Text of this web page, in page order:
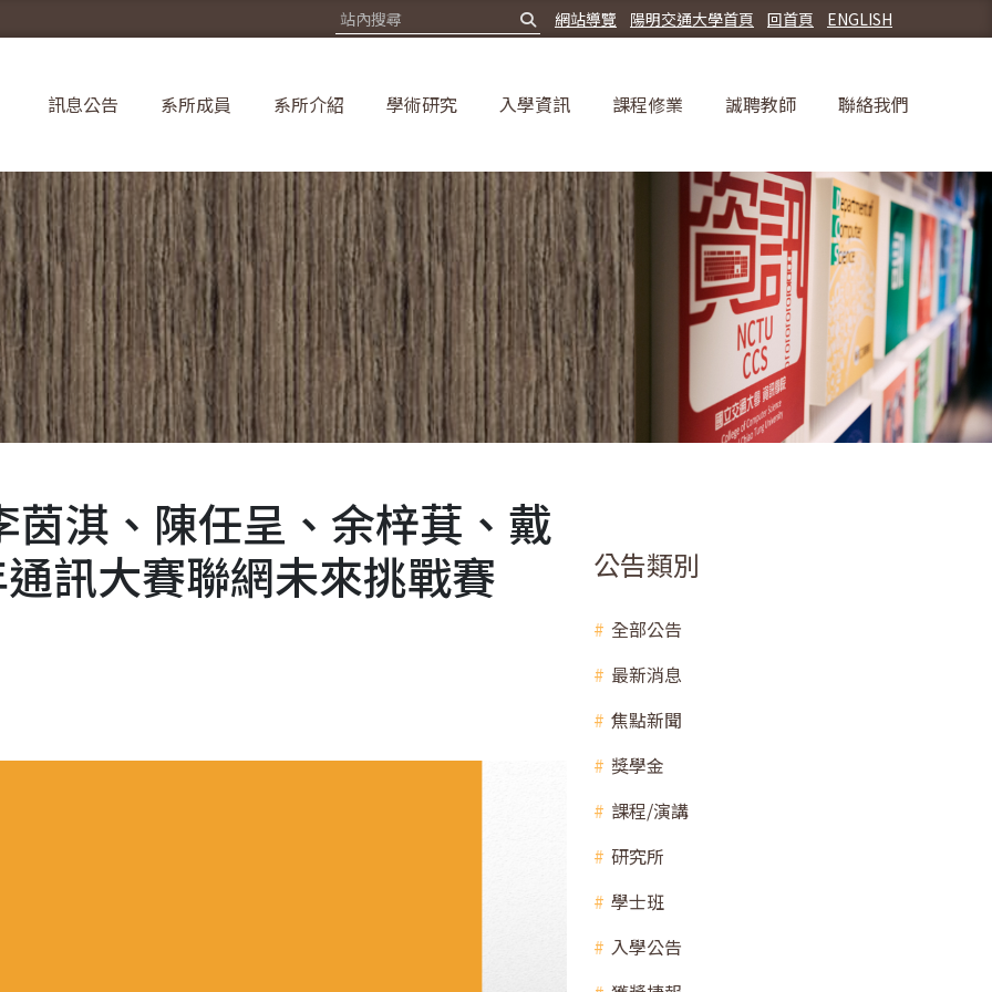
ENGLISH
回首頁
陽明交通大學首頁
網站導覽
訊息公告 系所成員 系所介紹 學術研究 入學資訊 課程修業 誠聘教師 聯絡我們
淇、陳任呈、余梓萁、戴
訊大賽聯網未來挑戰賽
公告類別
全部公告
最新消息
焦點新聞
獎學金
課程/演講
研究所
學士班
入學公告